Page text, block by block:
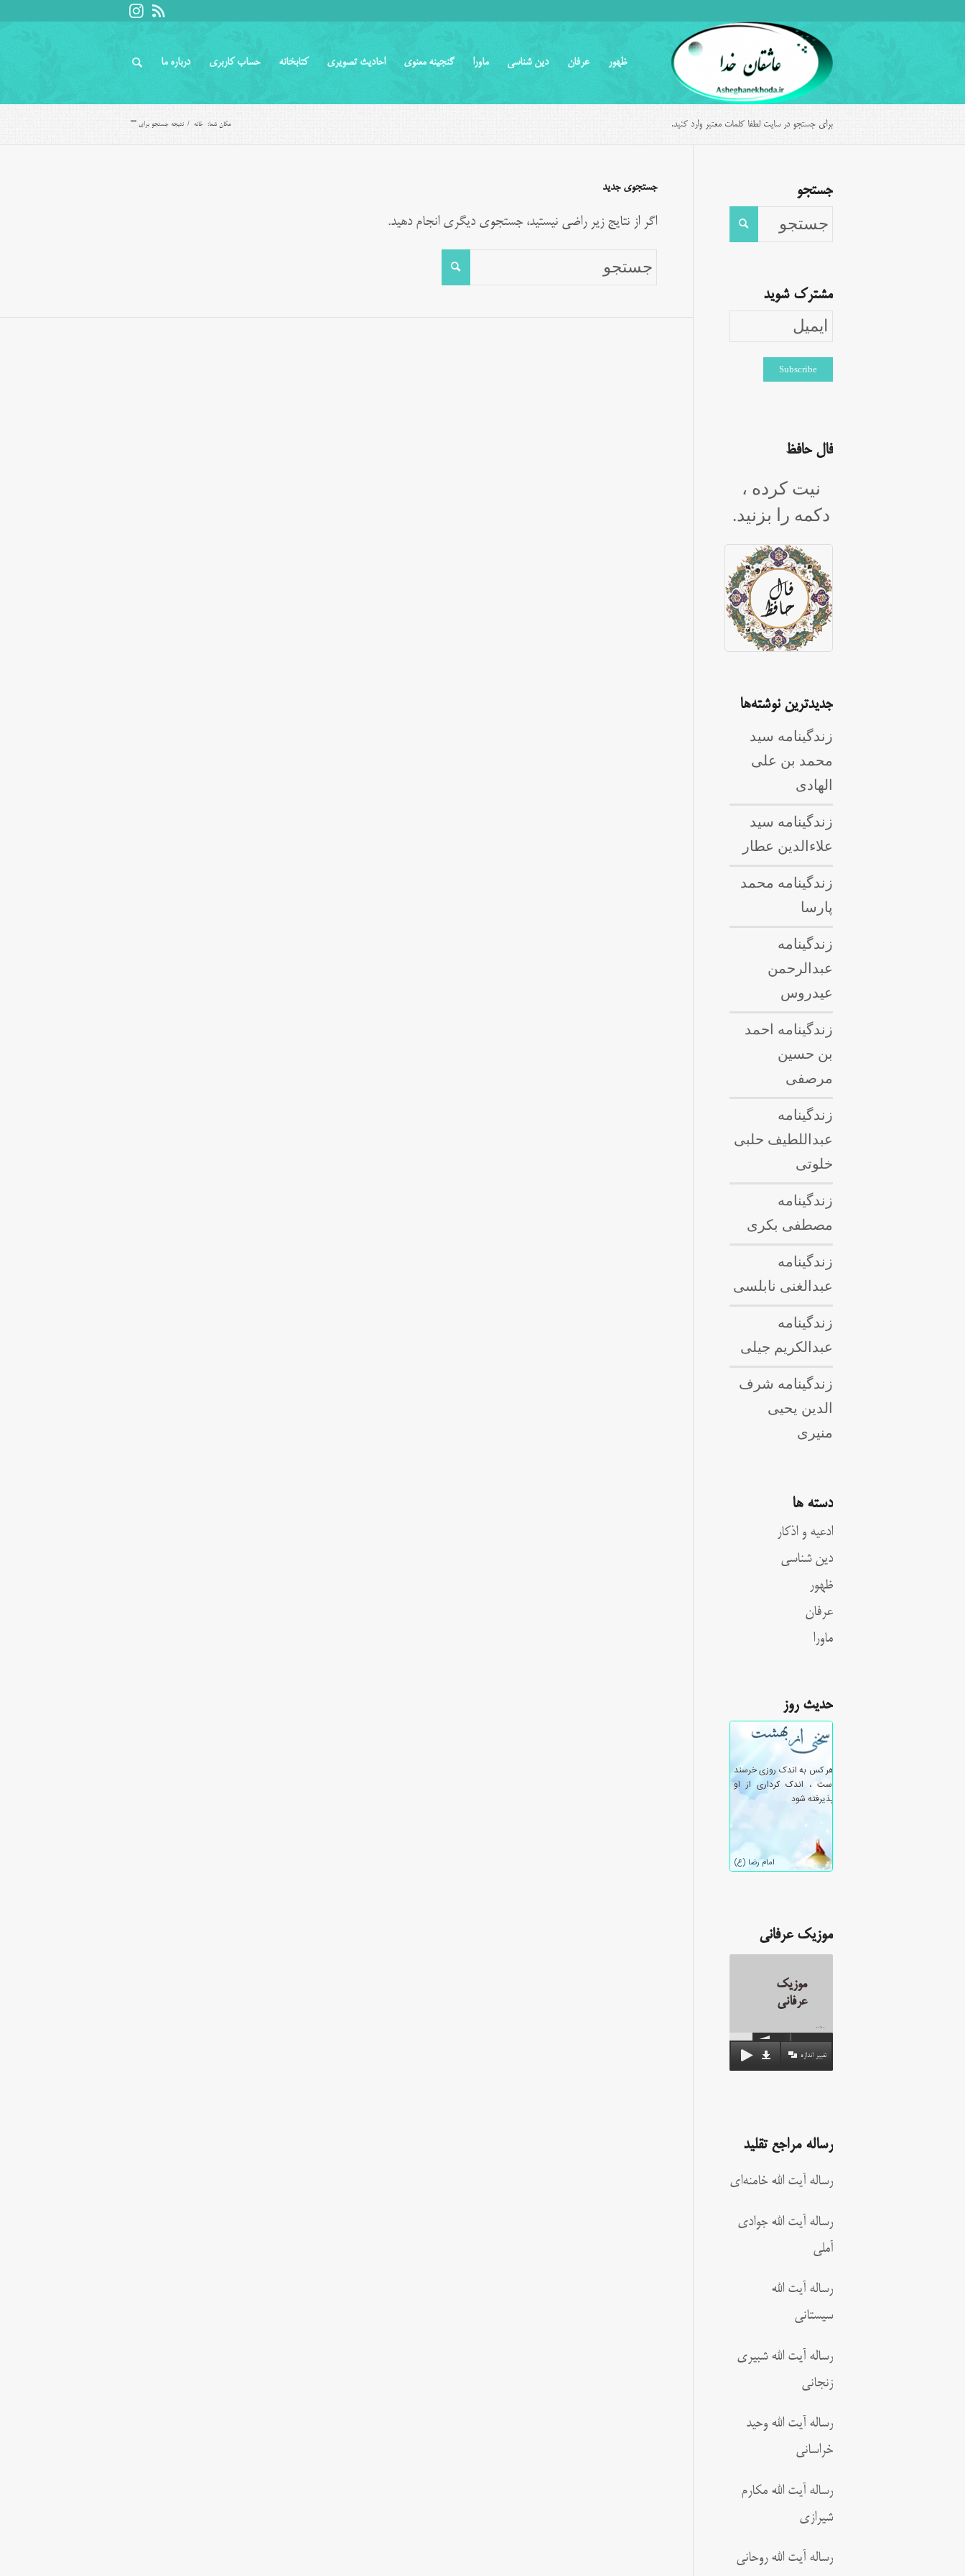
ظهور عرفان دین شناسی ماورا گنجینه معنوی احادیث تصویری کتابخانه حساب کاربری درباره ما
برای جستجو در سایت لطفا کلمات معتبر وارد کنید. مکان شما: خانه / نتیجه جستجو برای ""
جستجوی جدید
اگر از نتایج زیر راضی نیستید، جستجوی دیگری انجام دهید.
جستجو
مشترک شوید
فال حافظ
نیت کرده ،
دکمه را بزنید.
جدیدترین نوشته‌ها
زندگینامه سید
محمد بن علی
الهادی
زندگینامه سید
علاءالدین عطار
زندگینامه محمد
پارسا
زندگینامه
عبدالرحمن
عیدروس
زندگینامه احمد
بن حسین
مرصفی
زندگینامه
عبداللطيف حلبى
خلوتی
زندگینامه
مصطفی بکری
زندگینامه
عبدالغنی نابلسی
زندگینامه
عبدالکریم جیلی
زندگینامه شرف
الدین یحیی
منیری
دسته ها
ادعیه و اذکار
دین شناسی
ظهور
عرفان
ماورا
حدیث روز
موزیک عرفانی
موزیک
عرفانی
00:00
تغییر اندازه
رساله مراجع تقلید
رساله آیت الله خامنه‌ای
رساله آیت الله جوادی
آملی
رساله آیت الله
سیستانی
رساله آیت الله شبیری
زنجانی
رساله آیت الله وحید
خراسانی
رساله آیت الله مکارم
شیرازی
رساله آیت الله روحانی